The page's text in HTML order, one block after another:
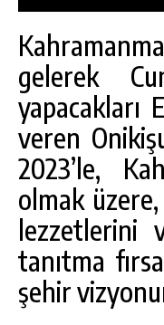
gelerek
yapacakları
veren
2023’le,
olmak
lezzetlerini
tanıtma
şehir GÖKSUN